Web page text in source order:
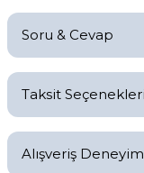
en iyi firma
hızlı ve pahalı değil.
AL GOURMET GIDA
Soru & Cevap
Taksit Seçenekleri
Alışveriş